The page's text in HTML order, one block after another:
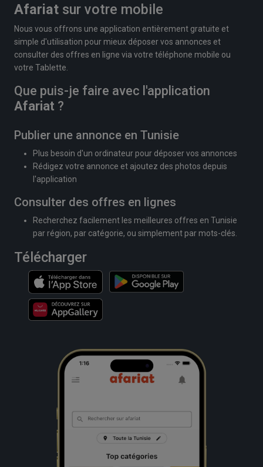
Afariat sur votre mobile
Nous vous offrons une application entièrement gratuite et
simple d'utilisation pour mieux déposer vos annonces et
consulter des offres en ligne via votre téléphone mobile ou
votre Tablette.
Que puis-je faire avec l'application
Afariat ?
Publier une annonce en Tunisie
Plus besoin d'un ordinateur pour déposer vos annonces
Rédigez votre annonce et ajoutez des photos depuis
l'application
Consulter des offres en lignes
Recherchez facilement les meilleures offres en Tunisie
par région, par catégorie, ou simplement par mots-clés.
Télécharger